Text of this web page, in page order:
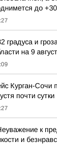
до
градуса и
на 9
Курган-Сочи
почти сутки
к
и